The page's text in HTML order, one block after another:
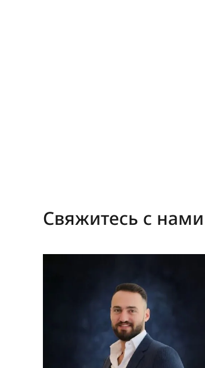
Свяжитесь с нами